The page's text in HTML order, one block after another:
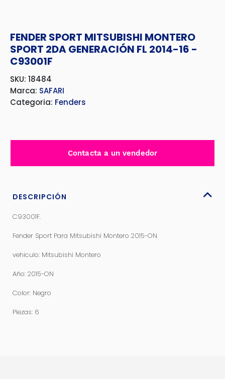
FENDER SPORT MITSUBISHI MONTERO
SPORT 2DA GENERACIÓN FL 2014-16 -
C93001F
SKU: 18484
Marca: SAFARI
Categoria: Fenders
Contacta a un vendedor
DESCRIPCIÓN
C93001F.
Fender Sport Para Mitsubishi Montero 2015-ON
vehiculo: Mitsubishi Montero
Año: 2015-ON
Color: Negro
Piezas: 6